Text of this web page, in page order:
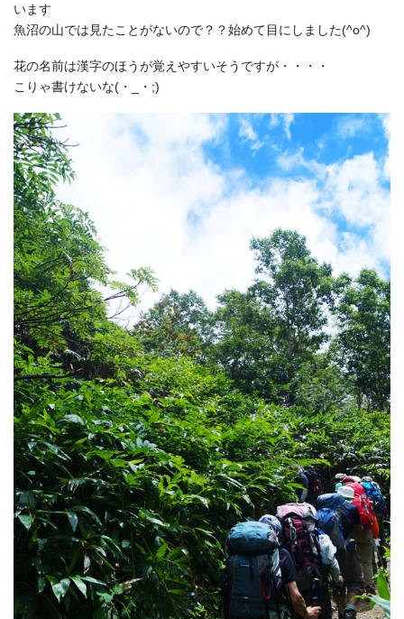
います
魚沼の山では見たことがないので？？始めて目にしました(^o^)
花の名前は漢字のほうが覚えやすいそうですが・・・・
こりゃ書けないな(・_・;)